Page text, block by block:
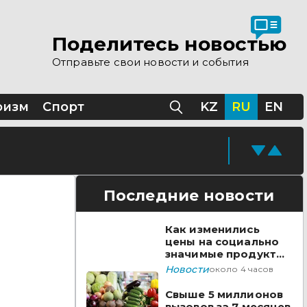
Поделитесь новостью
Отправьте свои новости и события
Спорт KZ RU EN
Последние новости
Как изменились
цены на социально
значимые продукты
за неделю
Новостиоколо 4 часов
Свыше 5 миллионов